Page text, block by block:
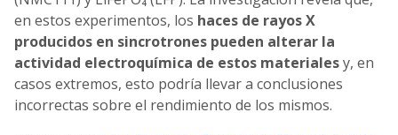
en estos experimentos, los haces de rayos X
producidos en sincrotrones pueden alterar la
actividad electroquímica de estos materialesy, en
casos extremos, esto podría llevar a conclusiones
incorrectas sobre el rendimiento de los mismos.